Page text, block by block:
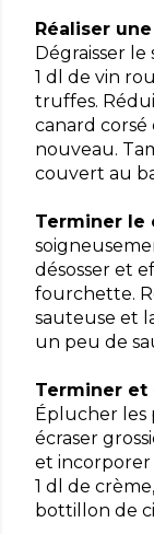
Réaliser
Dégraisser
1 dl de vin
truffes.
canard
nouveau.
couvert au
Terminer le
désosser et
fourchette.
sauteuse et
un peu de
Terminer et
Éplucher les
écraser
et incorporer
1 dl de
bottillon de